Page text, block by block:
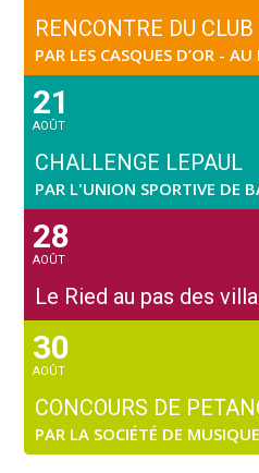
RENCONTRE DU
PAR LES CASQUES D’OR - AU
21
AOÛT
CHALLENGE LEPAUL
PAR L'UNION SPORTIVE DE
28
AOÛT
Le Ried au pas des
30
AOÛT
CONCOURS DE
PAR LA SOCIÉTÉ DE